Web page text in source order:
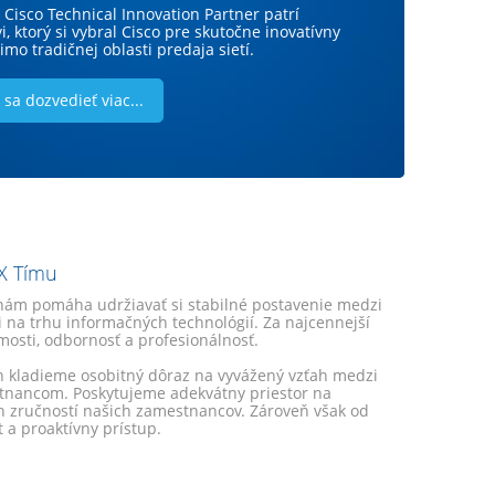
Technical Innovation Partner patrí
ktorý si vybral Cisco pre skutočne inovatívny
tradičnej oblasti predaja sietí.
sa dozvedieť viac...
nám podarilo získať dve výnimočné
nášho technologického partnera Check
firmu ocenil ako Inovatívneho partnera pre
sa dozvedieť viac...
IT zariadení v technologickom prostredí.
informácie pre obsluhujúci personál v
vrátane upozornení na kritické situácie.
sa dozvedieť viac...
Tímu
pomáha udržiavať si stabilné postavenie medzi
trhu informačných technológií. Za najcennejší
odbornosť a profesionálnosť.
osobitný dôraz na vyvážený vzťah medzi
Poskytujeme adekvátny priestor na
našich zamestnancov. Zároveň však od
a proaktívny prístup.